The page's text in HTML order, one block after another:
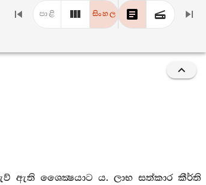
පාළි සිංහල
ඇති ශෛක්‍ෂයාට ය. ලාභ සත්කාර කීර්ති